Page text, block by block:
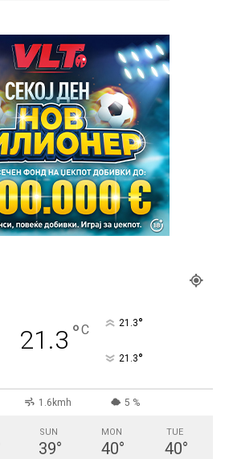
21.3 °C 21.3°
21.3°
1.6kmh 5 %
SUN
39°
MON
40°
TUE
40°